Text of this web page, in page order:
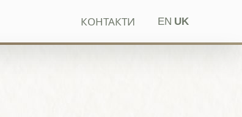
КОНТАКТИ EN UK